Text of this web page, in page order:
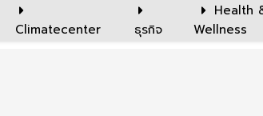
Climatecenter ธุรกิจ
Health
Wellness